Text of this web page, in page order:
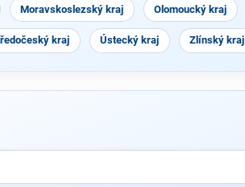
Moravskoslezský kraj Olomoucký kraj
kraj Ústecký kraj Zlínský kraj